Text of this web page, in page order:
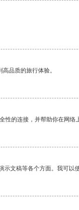
品质的旅行体验。
的连接，并帮助你在网络
文稿等各个方面。我可以